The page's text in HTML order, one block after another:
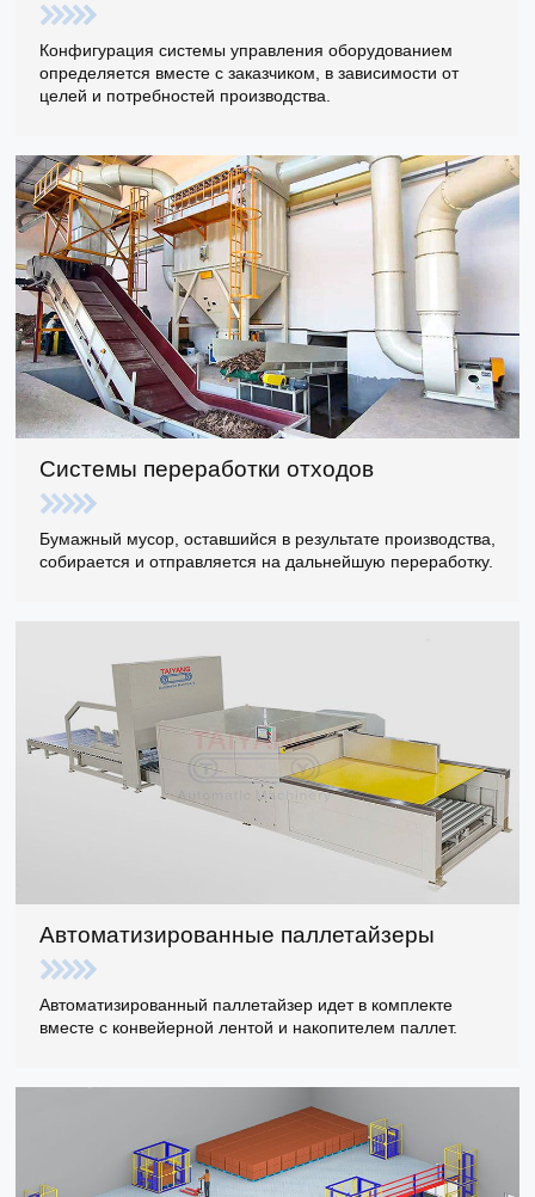
Конфигурация системы управления оборудованием
определяется вместе с заказчиком, в зависимости от
целей и потребностей производства.
Системы переработки отходов
Бумажный мусор, оставшийся в результате производства,
собирается и отправляется на дальнейшую переработку.
Автоматизированные паллетайзеры
Автоматизированный паллетайзер идет в комплекте
вместе с конвейерной лентой и накопителем паллет.